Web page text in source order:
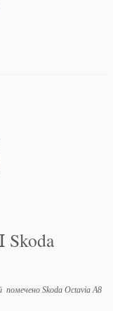
помеченоSkoda Octavia A8